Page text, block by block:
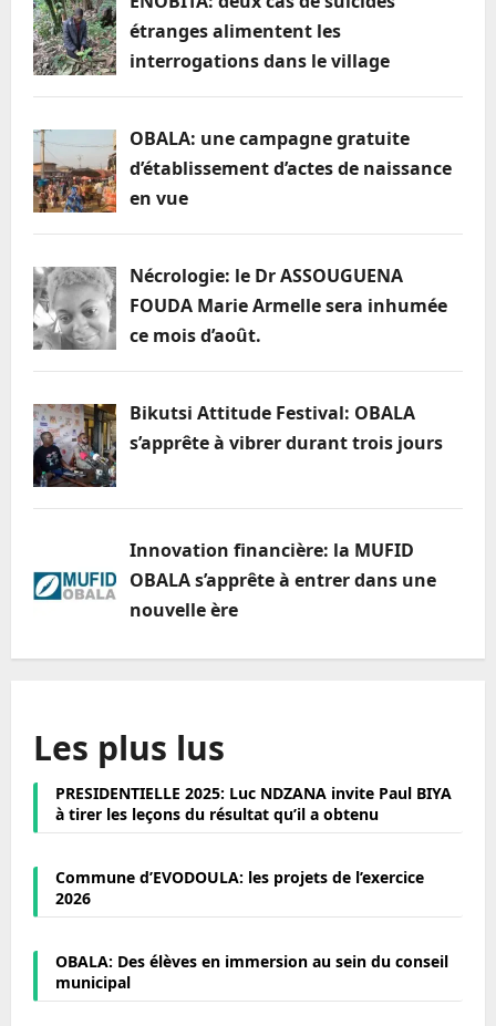
pour
clémence
Paul
étranges alimentent les
interrogations dans le village
OBALA: une campagne gratuite
d’établissement d’actes de naissance
en vue
Nécrologie: le Dr ASSOUGUENA
FOUDA Marie Armelle sera inhumée
ce mois d’août.
Bikutsi Attitude Festival: OBALA
s’apprête à vibrer durant trois jours
Innovation financière: la MUFID
OBALA s’apprête à entrer dans une
nouvelle ère
Les plus lus
PRESIDENTIELLE 2025: Luc NDZANA invite Paul BIYA
à tirer les leçons du résultat qu’il a obtenu
Commune d’EVODOULA: les projets de l’exercice
2026
OBALA: Des élèves en immersion au sein du conseil
municipal